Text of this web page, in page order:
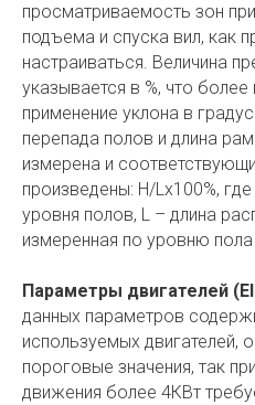
просматриваемость зон
подъема и спуска вил, как
настраиваться. Величина
указывается в %, что более
применение уклона в
перепада полов и длина
измерена и
произведены: H/Lx100%,
уровня полов, L – длина
измеренная по уровню пола
Параметры двигателей
данных параметров
используемых двигателей,
пороговые значения, так
движения более 4КВт